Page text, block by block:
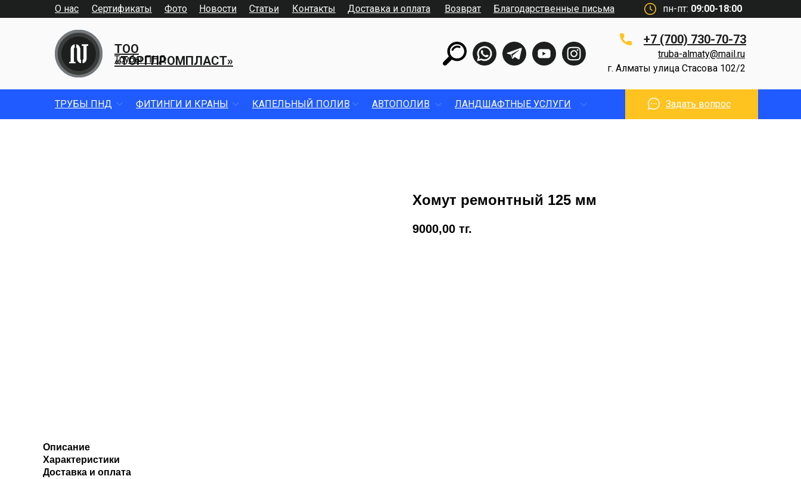
О нас Доставка и оплата
Контакты
Фото
Сертификаты Новости Статьи пн-пт: 09:00-18:00
ТОО
«ТОРГПРОМПЛАСТ»
Трубы ПНД
+7 (700) 730-70-73
г. Алматы улица Стасова 102/2
truba-almaty@mail.ru
Возврат Благодарственные письма
ТРУБЫ ПНД ФИТИНГИ И КРАНЫ КАПЕЛЬНЫЙ ПОЛИВ АВТОПОЛИВ ЛАНДШАФТНЫЕ УСЛУГИ Задать вопрос
Хомут ремонтный 125 мм
9000,00 тг.
Описание
Характеристики
Доставка и оплата